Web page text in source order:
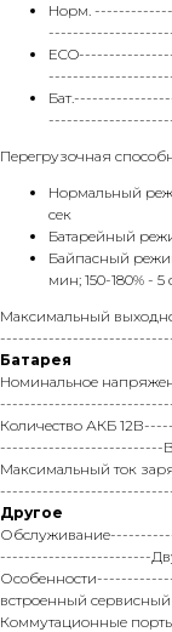
Норм.
Перегрузочная
Нормальный
сек
Батарейный
Байпасный
мин; 150-180% - 5
Максимальный
Батарея
Номинальное
Количество АКБ
---------------------------
Максимальный ток
Другое
-------------------------
встроенный
Коммутационные